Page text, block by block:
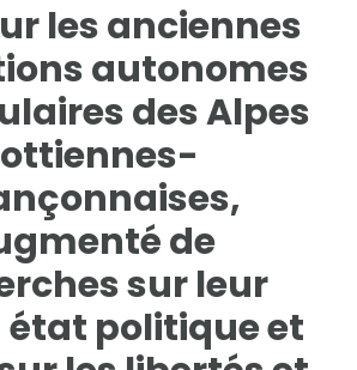
les anciennes
autonomes
des Alpes
de
sur leur
état politique et